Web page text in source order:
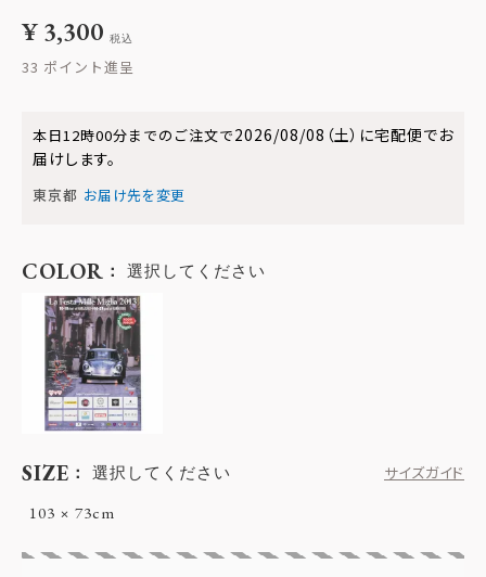
¥3,300 税込
33
本日12時00分までのご注文で2026/08/08（土） に宅配便でお
届けします。
東京都 お届け先を変更
SIZE 選択してください
サイズガイド
103 × 73cm
COLOR 選択してください